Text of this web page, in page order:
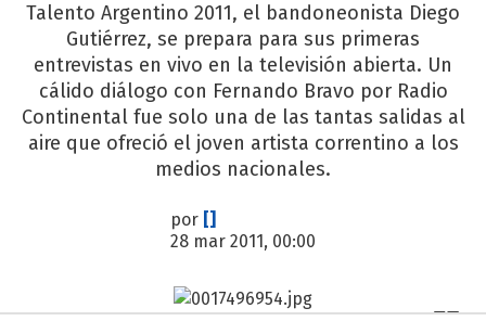
Talento Argentino 2011, el bandoneonista Diego
Gutiérrez, se prepara para sus primeras
entrevistas en vivo en la televisión abierta. Un
cálido diálogo con Fernando Bravo por Radio
Continental fue solo una de las tantas salidas al
aire que ofreció el joven artista correntino a los
medios nacionales.
por []
28 mar 2011, 00:00